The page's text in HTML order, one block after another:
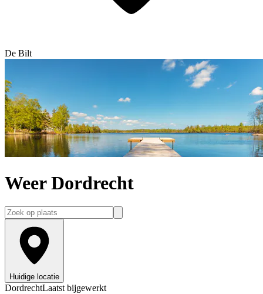
De Bilt
Weer Dordrecht
Huidige locatie
DordrechtLaatst bijgewerkt